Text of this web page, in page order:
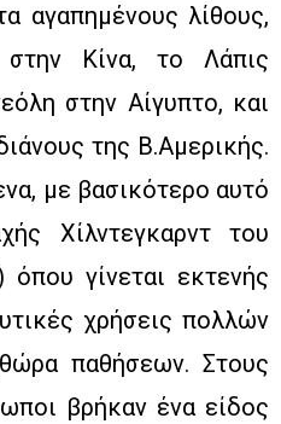
αγαπημένους λίθους,
Κίνα, το Λάπις
στην Αίγυπτο, και
της Β.Αμερικής.
με βασικότερο αυτό
Χίλντεγκαρντ του
γίνεται εκτενής
χρήσεις πολλών
παθήσεων. Στους
βρήκαν ένα είδος